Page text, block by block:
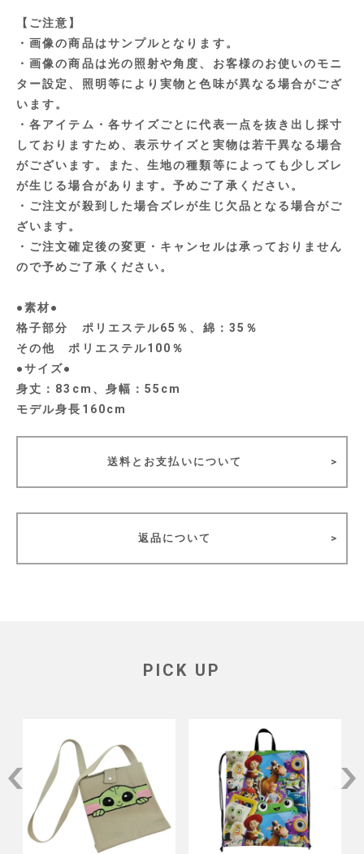
【ご注意】
・画像の商品はサンプルとなります。
・画像の商品は光の照射や角度、お客様のお使いのモニ
ター設定、照明等により実物と色味が異なる場合がござ
います。
・各アイテム・各サイズごとに代表一点を抜き出し採寸
しておりますため、表示サイズと実物は若干異なる場合
がございます。また、生地の種類等によっても少しズレ
が生じる場合があります。予めご了承ください。
・ご注文が殺到した場合ズレが生じ欠品となる場合がご
ざいます。
・ご注文確定後の変更・キャンセルは承っておりません
ので予めご了承ください。
●素材●
格子部分 ポリエステル65％、綿：35％
その他 ポリエステル100％
●サイズ●
身丈：83cm、身幅：55cm
モデル身長160cm
送料とお支払いについて
返品について
PICK UP